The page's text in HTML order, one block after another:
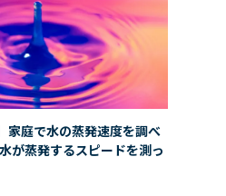
家庭で水の蒸発速度を調べ
が蒸発するスピードを測っ